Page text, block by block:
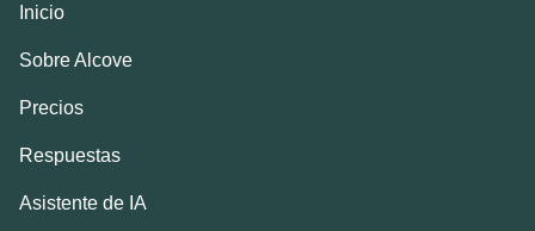
Inicio
Sobre Alcove
Precios
Respuestas
Asistente de IA